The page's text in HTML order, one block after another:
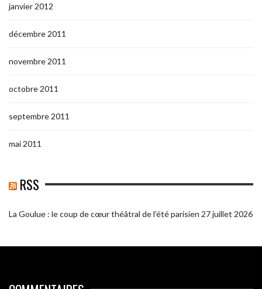
janvier 2012
décembre 2011
novembre 2011
octobre 2011
septembre 2011
mai 2011
RSS
La Goulue : le coup de cœur théâtral de l’été parisien 27 juillet 2026